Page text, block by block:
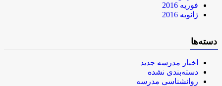
فوریه 2016
ژانویه 2016
دسته‌ها
اخبار مدرسه جدید
دسته‌بندی نشده
روانشناسی مدرسه